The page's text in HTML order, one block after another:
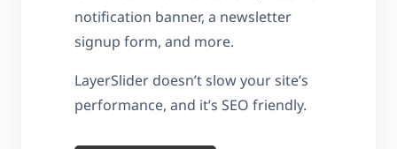
notification banner, a newsletter
signup form, and more.
LayerSlider doesn’t slow your site’s
performance, and it’s SEO friendly.